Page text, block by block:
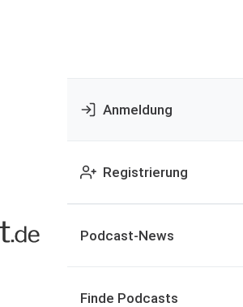
Anmeldung
Registrierung
Podcast-News
Finde Podcasts